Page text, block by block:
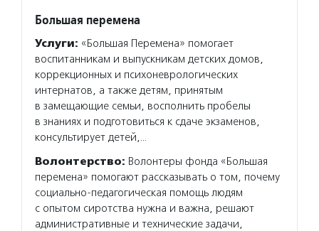
Большая перемена
Услуги: «Большая Перемена» помогает
воспитанникам и выпускникам детских домов,
коррекционных и психоневрологических
интернатов, а также детям, принятым
в замещающие семьи, восполнить пробелы
в знаниях и подготовиться к сдаче экзаменов,
консультирует детей,…
Волонтерство: Волонтеры фонда «Большая
перемена» помогают рассказывать о том, почему
социально-педагогическая помощь людям
с опытом сиротства нужна и важна, решают
административные и технические задачи,